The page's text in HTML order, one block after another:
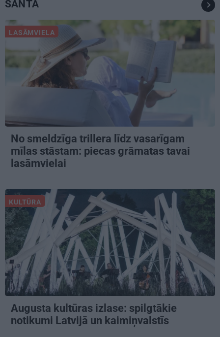
SANTA
LASĀMVIELA
No smeldzīga trillera līdz vasarīgam
mīlas stāstam: piecas grāmatas tavai
lasāmvielai
KULTŪRA
Augusta kultūras izlase: spilgtākie
notikumi Latvijā un kaimiņvalstīs